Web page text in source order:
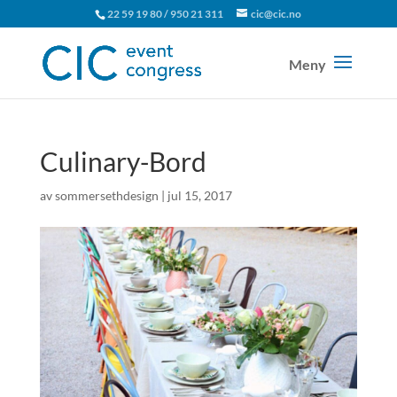
22 59 19 80 / 950 21 311 cic@cic.no
Culinary-Bord
avsommersethdesign | jul 15, 2017